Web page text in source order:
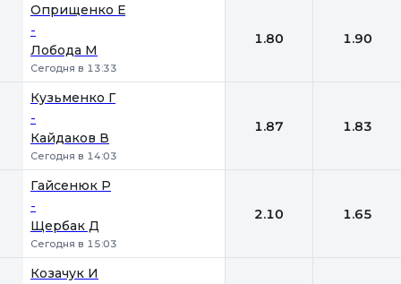
Оприщенко Е
-
Лобода М
Сегодня в 13:33
1.80 1.90
Кузьменко Г
-
Кайдаков В
Сегодня в 14:03
1.87 1.83
Гайсенюк Р
-
Щербак Д
Сегодня в 15:03
2.10 1.65
Козачук И